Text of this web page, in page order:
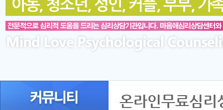
온라인무료심리